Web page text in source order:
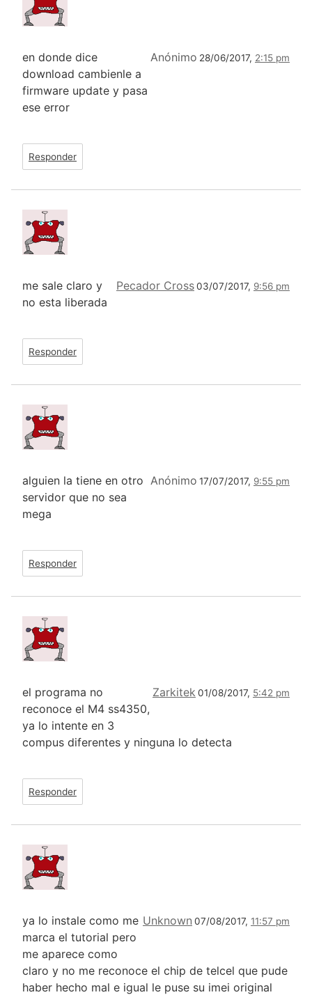
Anónimo 28/06/2017, 2:15 pm
en donde dice
download cambienle a
firmware update y pasa
ese error
Responder
Pecador Cross03/07/2017, 9:56 pm
me sale claro y
no esta liberada
Responder
Anónimo 17/07/2017, 9:55 pm
alguien la tiene en otro
servidor que no sea
mega
Responder
Zarkitek 01/08/2017, 5:42 pm
el programa no
reconoce el M4 ss4350,
ya lo intente en 3
compus diferentes y ninguna lo detecta
Responder
Unknown 07/08/2017, 11:57 pm
ya lo instale como me
marca el tutorial pero
me aparece como
claro y no me reconoce el chip de telcel que pude
haber hecho mal e igual le puse su imei original